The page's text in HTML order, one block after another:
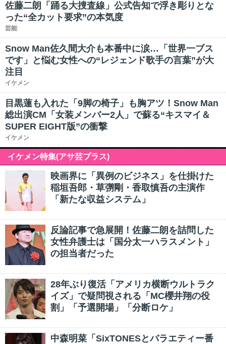
佐藤二朗「踊る大捜査線」公式告知で浮き彫りとな
った“全カット要求”の本気度
芸能
Snow Man佐久間大介も本番中に涙…「世界一ブス
です」と悩む女性への“レジェンド歌手の言葉”が大
注目
イケメン
目黒蓮も入れた「9脚の椅子」も胸アツ！Snow Man
総出演CM「女装メンバー2人」で蘇る“キスマイ＆
SUPER EIGHT版”の衝撃
イケメン
イケメン特集(アサ芸プラス)
映画界に「異例のビジネス」を仕掛けた
稲垣吾郎・草彅剛・香取慎吾の主演作
「新たな収益システム」
反論記事で急展開！佐藤二朗を詰問した
女性弁護士は「国分太一ハラスメント」
の担当者だった
28年ぶり復活「アメリカ横断ウルトラク
イズ」で疑問視される「MC櫻井翔の役
割」「予選開場」「分断ロケ」
中森明菜「SixTONESとバラエティー番